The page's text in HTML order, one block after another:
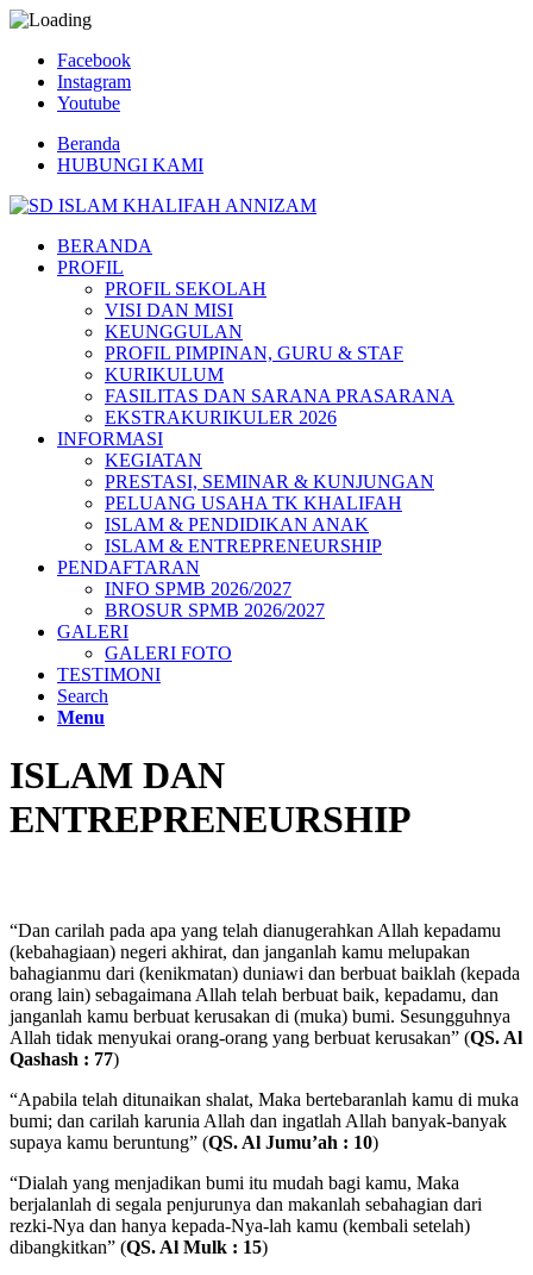
Facebook
Instagram
Youtube
Beranda
HUBUNGI KAMI
BERANDA
PROFIL
PROFIL SEKOLAH
VISI DAN MISI
KEUNGGULAN
PROFIL PIMPINAN, GURU & STAF
KURIKULUM
FASILITAS DAN SARANA PRASARANA
EKSTRAKURIKULER 2026
INFORMASI
KEGIATAN
PRESTASI, SEMINAR & KUNJUNGAN
PELUANG USAHA TK KHALIFAH
ISLAM & PENDIDIKAN ANAK
ISLAM & ENTREPRENEURSHIP
PENDAFTARAN
INFO SPMB 2026/2027
BROSUR SPMB 2026/2027
GALERI
GALERI FOTO
TESTIMONI
Search
Menu
ISLAM DAN
ENTREPRENEURSHIP
“Dan carilah pada apa yang telah dianugerahkan Allah kepadamu
(kebahagiaan) negeri akhirat, dan janganlah kamu melupakan
bahagianmu dari (kenikmatan) duniawi dan berbuat baiklah (kepada
orang lain) sebagaimana Allah telah berbuat baik, kepadamu, dan
janganlah kamu berbuat kerusakan di (muka) bumi. Sesungguhnya
Allah tidak menyukai orang-orang yang berbuat kerusakan” (QS. Al
Qashash : 77)
“Apabila telah ditunaikan shalat, Maka bertebaranlah kamu di muka
bumi; dan carilah karunia Allah dan ingatlah Allah banyak-banyak
supaya kamu beruntung” (QS. Al Jumu’ah : 10)
“Dialah yang menjadikan bumi itu mudah bagi kamu, Maka
berjalanlah di segala penjurunya dan makanlah sebahagian dari
rezki-Nya dan hanya kepada-Nya-lah kamu (kembali setelah)
dibangkitkan” (QS. Al Mulk : 15)